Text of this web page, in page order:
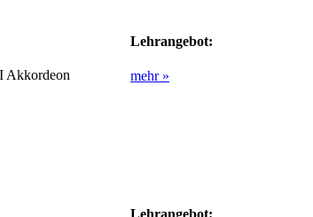
Akkordeon
Lehrangebot:
mehr »